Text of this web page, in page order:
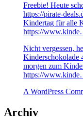
Freebie! Heute
https://pirate-
Kindertag für alle
https://
Nicht vergessen,
Kinderschokolade
morgen zum
https://
A WordPress
Archiv